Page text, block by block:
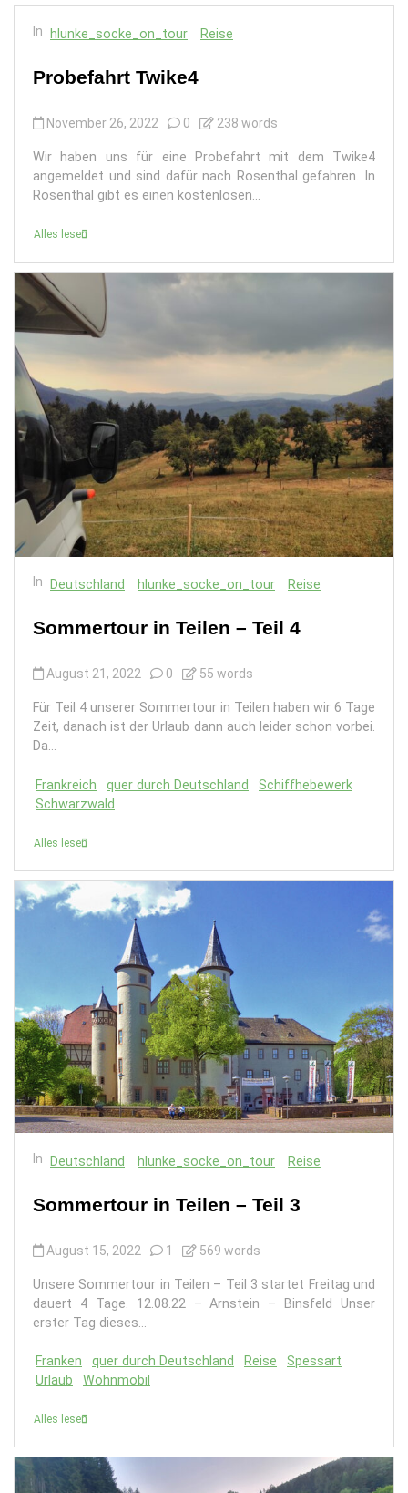
In hlunke_socke_on_tour Reise
Probefahrt Twike4
November 26, 2022 0 238 words
Wir haben uns für eine Probefahrt mit dem Twike4
angemeldet und sind dafür nach Rosenthal gefahren. In
Rosenthal gibt es einen kostenlosen...
Alles lesen
In Deutschland hlunke_socke_on_tour Reise
Sommertour in Teilen – Teil 4
August 21, 2022 0 55 words
Für Teil 4 unserer Sommertour in Teilen haben wir 6 Tage
Zeit, danach ist der Urlaub dann auch leider schon vorbei.
Da...
Frankreich quer durch Deutschland
Schiffhebewerk
Schwarzwald
Alles lesen
In Deutschland hlunke_socke_on_tour Reise
Sommertour in Teilen – Teil 3
August 15, 2022 1 569 words
Unsere Sommertour in Teilen – Teil 3 startet Freitag und
dauert 4 Tage. 12.08.22 – Arnstein – Binsfeld Unser
erster Tag dieses...
Franken quer durch Deutschland Reise
Spessart
Urlaub
Wohnmobil
Alles lesen